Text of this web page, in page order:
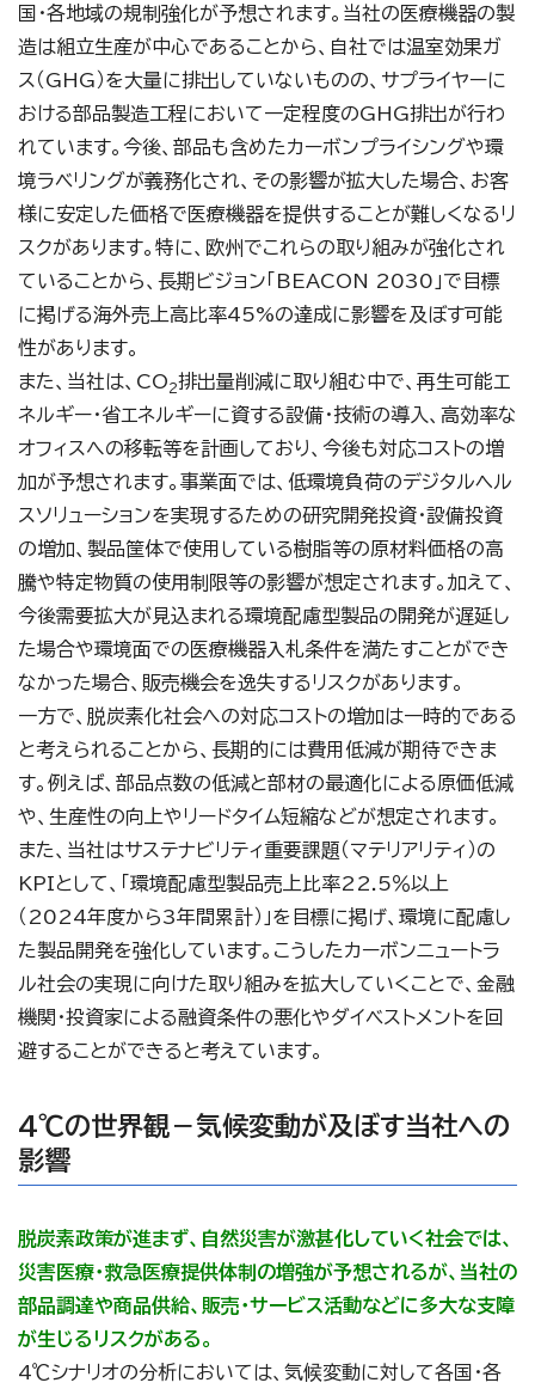
国・各地域の規制強化が予想されます。当社の医療機器の製
造は組立生産が中心であることから、自社では温室効果ガ
ス（GHG）を大量に排出していないものの、サプライヤーに
おける部品製造工程において一定程度のGHG排出が行わ
れています。今後、部品も含めたカーボンプライシングや環
境ラベリングが義務化され、その影響が拡大した場合、お客
様に安定した価格で医療機器を提供することが難しくなるリ
スクがあります。特に、欧州でこれらの取り組みが強化され
ていることから、長期ビジョン「BEACON 2030」で目標
に掲げる海外売上高比率45%の達成に影響を及ぼす可能
性があります。
また、当社は、CO2排出量削減に取り組む中で、再生可能エ
ネルギー・省エネルギーに資する設備・技術の導入、高効率な
オフィスへの移転等を計画しており、今後も対応コストの増
加が予想されます。事業面では、低環境負荷のデジタルヘル
スソリューションを実現するための研究開発投資・設備投資
の増加、製品筐体で使用している樹脂等の原材料価格の⾼
騰や特定物質の使⽤制限等の影響が想定されます。加えて、
今後需要拡大が⾒込まれる環境配慮型製品の開発が遅延し
た場合や環境面での医療機器⼊札条件を満たすことができ
なかった場合、販売機会を逸失するリスクがあります。
一方で、脱炭素化社会への対応コストの増加は一時的である
と考えられることから、長期的には費用低減が期待できま
す。例えば、部品点数の低減と部材の最適化による原価低減
や、生産性の向上やリードタイム短縮などが想定されます。
また、当社はサステナビリティ重要課題（マテリアリティ）の
KPIとして、「環境配慮型製品売上⽐率22.5％以上
（2024年度から3年間累計）」を目標に掲げ、環境に配慮し
た製品開発を強化しています。こうしたカーボンニュートラ
ル社会の実現に向けた取り組みを拡⼤していくことで、⾦融
機関・投資家による融資条件の悪化やダイベストメントを回
避することができると考えています。
4℃の世界観－気候変動が及ぼす当社への
影響
脱炭素政策が進まず、自然災害が激甚化していく社会では、
災害医療・救急医療提供体制の増強が予想されるが、当社の
部品調達や商品供給、販売・サービス活動などに多大な支障
が生じるリスクがある。
4℃シナリオの分析においては、気候変動に対して各国・各